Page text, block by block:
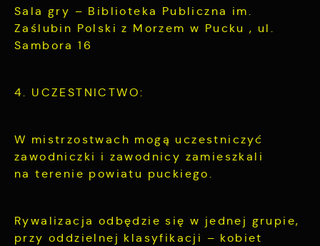
Sala gry – Biblioteka Publiczna im.
Zaślubin Polski z Morzem w Pucku , ul.
Sambora 16
4. UCZESTNICTWO:
W mistrzostwach mogą uczestniczyć
zawodniczki i zawodnicy zamieszkali
na terenie powiatu puckiego.
Rywalizacja odbędzie się w jednej grupie,
przy oddzielnej klasyfikacji – kobiet